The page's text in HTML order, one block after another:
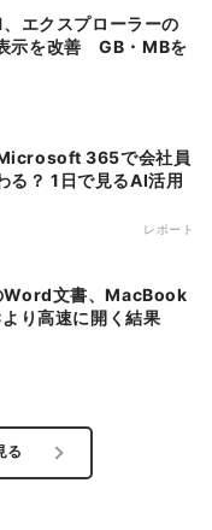
示を改善 GB・MBを
る？ 1日で見るAI活用
レポート
り高速に開く結果
る